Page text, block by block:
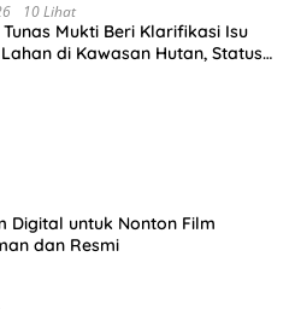
10 Lihat
Tunas Mukti Beri Klarifikasi Isu
di Kawasan Hutan, Status
Digital untuk Nonton Film
dan Resmi